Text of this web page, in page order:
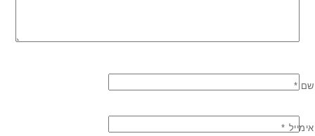
שם *
אימייל *